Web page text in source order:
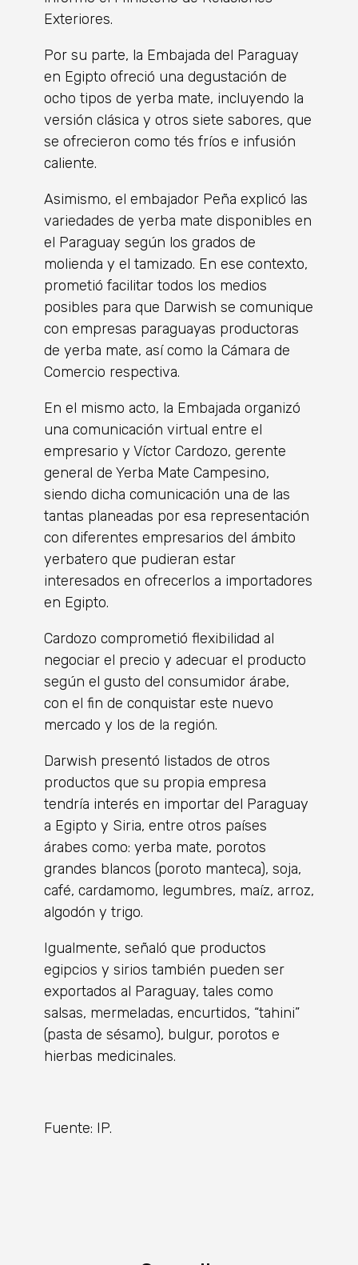
Exteriores.
Por su parte, la Embajada del Paraguay
en Egipto ofreció una degustación de
ocho tipos de yerba mate, incluyendo la
versión clásica y otros siete sabores, que
se ofrecieron como tés fríos e infusión
caliente.
Asimismo, el embajador Peña explicó las
variedades de yerba mate disponibles en
el Paraguay según los grados de
molienda y el tamizado. En ese contexto,
prometió facilitar todos los medios
posibles para que Darwish se comunique
con empresas paraguayas productoras
de yerba mate, así como la Cámara de
Comercio respectiva.
En el mismo acto, la Embajada organizó
una comunicación virtual entre el
empresario y Víctor Cardozo, gerente
general de Yerba Mate Campesino,
siendo dicha comunicación una de las
tantas planeadas por esa representación
con diferentes empresarios del ámbito
yerbatero que pudieran estar
interesados en ofrecerlos a importadores
en Egipto.
Cardozo comprometió flexibilidad al
negociar el precio y adecuar el producto
según el gusto del consumidor árabe,
con el fin de conquistar este nuevo
mercado y los de la región.
Darwish presentó listados de otros
productos que su propia empresa
tendría interés en importar del Paraguay
a Egipto y Siria, entre otros países
árabes como: yerba mate, porotos
grandes blancos (poroto manteca), soja,
café, cardamomo, legumbres, maíz, arroz,
algodón y trigo.
Igualmente, señaló que productos
egipcios y sirios también pueden ser
exportados al Paraguay, tales como
salsas, mermeladas, encurtidos, “tahini”
(pasta de sésamo), bulgur, porotos e
hierbas medicinales.
Fuente: IP.